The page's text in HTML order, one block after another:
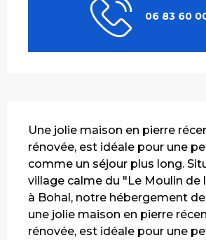
06 83 60
Une jolie maison en pierre
rénovée, est idéale pour une
comme un séjour plus long.
village calme du "Le Moulin de
à Bohal, notre hébergement
une jolie maison en pierre
rénovée, est idéale pour une